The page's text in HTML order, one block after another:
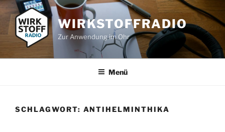
Zum
Inhalt
springen
WIRKSTOFFRADIO
Zur Anwendung im Ohr
Menü
SCHLAGWORT: ANTIHELMINTHIKA